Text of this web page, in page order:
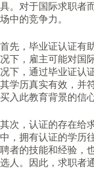
具。对于国际求职者
场中的竞争力。
首先，毕业证认证有
况下，雇主可能对国
况下，通过毕业证认
其学历真实有效，并
买入此教育背景的信
其次，认证的存在给
中，拥有认证的学历
聘者的技能和经验，
选人。因此，求职者